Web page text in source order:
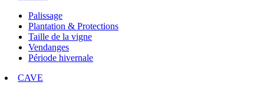
Palissage
Plantation & Protections
Taille de la vigne
Vendanges
Période hivernale
CAVE